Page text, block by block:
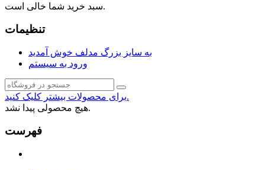
سبد خرید شما خالی است.
تنظیمات
به سایز بزرگ مدلف خوش آمدید
ورود به سیستم
برای محصولات بیشتر کلیک کنید.
هیچ محصولی پیدا نشد.
فهرست